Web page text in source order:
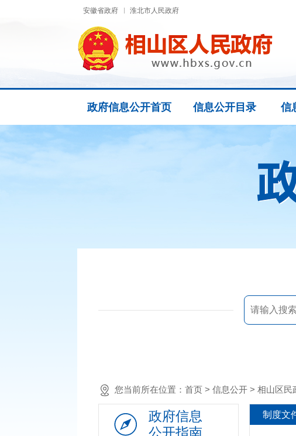
安徽省政府 淮北市人民政府
政府信息公开首页 信息公开目录 信
您当前所在位置： 首页 > 信息公开 > 相山区民
政府信息
公开指南
重大决策预公开
规划计划
决策部署落实情况
制度文